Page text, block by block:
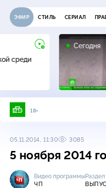
ЭФИР СТИЛЬ СЕРИАЛ
среди
Сегодня
18+
05.11.2014, 11:30 3085
5 ноября 2014
Видео программы
ЧП
Раздел